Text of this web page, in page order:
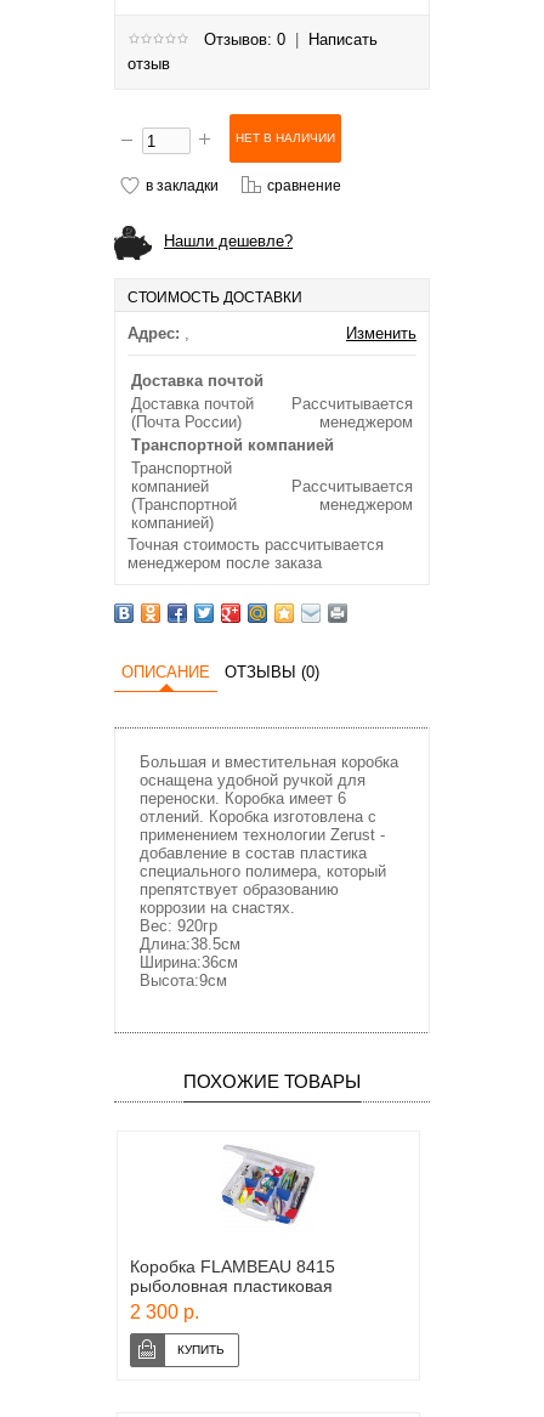
Отзывов: 0
Написать
отзыв
в закладки сравнение
Нашли дешевле?
СТОИМОСТЬ ДОСТАВКИ
Адрес: , Изменить
Доставка почтой
Доставка почтой
(Почта России)
Рассчитывается
менеджером
Транспортной компанией
Транспортной
компанией
(Транспортной
компанией)
Рассчитывается
менеджером
Точная стоимость рассчитывается
менеджером после заказа
ОПИСАНИЕ ОТЗЫВЫ (0)
Большая и вместительная коробка
оснащена удобной ручкой для
переноски. Коробка имеет 6
отлений. Коробка изготовлена с
применением технологии Zerust -
добавление в состав пластика
специального полимера, который
препятствует образованию
коррозии на снастях.
Вес: 920гр
Длина:38.5см
Ширина:36см
Высота:9см
ПОХОЖИЕ ТОВАРЫ
Коробка FLAMBEAU 8415
рыболовная пластиковая
2 300 р.